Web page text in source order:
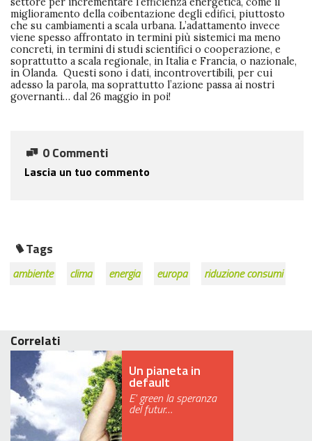
miglioramento della coibentazione degli edifici, piuttosto
che su cambiamenti a scala urbana. L’adattamento invece
viene spesso affrontato in termini più sistemici ma meno
concreti, in termini di studi scientifici o cooperazione, e
soprattutto a scala regionale, in Italia e Francia, o nazionale,
in Olanda. Questi sono i dati, incontrovertibili, per cui
adesso la parola, ma soprattutto l’azione passa ai nostri
governanti… dal 26 maggio in poi!
0 Commenti
Lascia un tuo commento
Tags
ambiente clima energia europa riduzione consumi
Correlati
Un pianeta in
default
E' green la speranza
del futur…